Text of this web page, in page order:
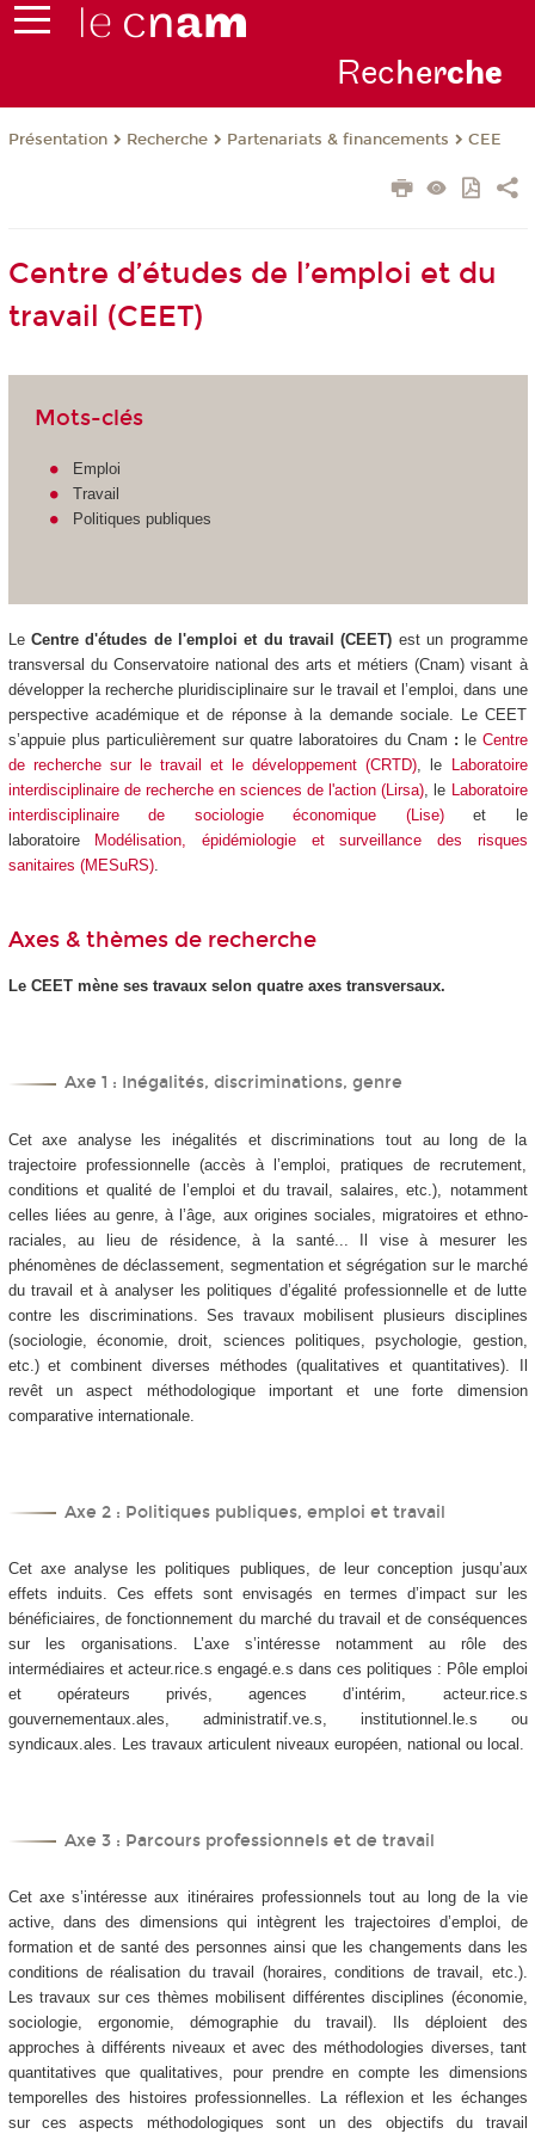
Recherche
Présentation Recherche Partenariats & financements CEE
Centre d’études de l’emploi et du
travail (CEET)
Mots-clés
Emploi
Travail
Politiques publiques
Le Centre d'études de l'emploi et du travail (CEET) est un programme
transversal du Conservatoire national des arts et métiers (Cnam) visant à
développer la recherche pluridisciplinaire sur le travail et l’emploi, dans une
perspective académique et de réponse à la demande sociale. Le CEET
s’appuie plus particulièrement sur quatre laboratoires du Cnam : le Centre
de recherche sur le travail et le développement (CRTD), le
Laboratoire
interdisciplinaire de recherche en sciences de l'action (Lirsa), le Laboratoire
interdisciplinaire de sociologie économique (Lise)et le
laboratoire
Modélisation, épidémiologie et surveillance des risques
sanitaires (MESuRS).
Axes & thèmes de recherche
Le CEET mène ses travaux selon quatre axes transversaux.
Axe 1 : Inégalités, discriminations, genre
Cet axe analyse les inégalités et discriminations tout au long de la
trajectoire professionnelle (accès à l’emploi, pratiques de recrutement,
conditions et qualité de l’emploi et du travail, salaires, etc.), notamment
celles liées au genre, à l’âge, aux origines sociales, migratoires et ethno-
raciales, au lieu de résidence, à la santé... Il vise à mesurer les
phénomènes de déclassement, segmentation et ségrégation sur le marché
du travail et à analyser les politiques d’égalité professionnelle et de lutte
contre les discriminations. Ses travaux mobilisent plusieurs disciplines
(sociologie, économie, droit, sciences politiques, psychologie, gestion,
etc.) et combinent diverses méthodes (qualitatives et quantitatives). Il
revêt un aspect méthodologique important et une forte dimension
comparative internationale.
Axe 2 : Politiques publiques, emploi et travail
Cet axe analyse les politiques publiques, de leur conception jusqu’aux
effets induits. Ces effets sont envisagés en termes d’impact sur les
bénéficiaires, de fonctionnement du marché du travail et de conséquences
sur les organisations. L’axe s’intéresse notamment au rôle des
intermédiaires et acteur.rice.s engagé.e.s dans ces politiques : Pôle emploi
et opérateurs privés, agences d’intérim, acteur.rice.s
gouvernementaux.ales, administratif.ve.s, institutionnel.le.s ou
syndicaux.ales. Les travaux articulent niveaux européen, national ou local.
Axe 3 : Parcours professionnels et de travail
Cet axe s’intéresse aux itinéraires professionnels tout au long de la vie
active, dans des dimensions qui intègrent les trajectoires d’emploi, de
formation et de santé des personnes ainsi que les changements dans les
conditions de réalisation du travail (horaires, conditions de travail, etc.).
Les travaux sur ces thèmes mobilisent différentes disciplines (économie,
sociologie, ergonomie, démographie du travail). Ils déploient des
approches à différents niveaux et avec des méthodologies diverses, tant
quantitatives que qualitatives, pour prendre en compte les dimensions
temporelles des histoires professionnelles. La réflexion et les échanges
sur ces aspects méthodologiques sont un des objectifs du travail